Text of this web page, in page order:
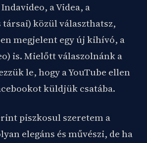
a Videa, a
közül választhatsz,
megjelent egy új kihívó, a
is. Mielőtt válaszolnánk a
le, hogy a YouTube ellen
küldjük csatába.
piszkosul szeretem a
elegáns és művészi, de ha